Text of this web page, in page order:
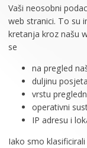
Vaši neosobni
web stranici. To su
kretanja kroz našu
se
na pregled
duljinu posjeta
vrstu
operativni
IP adresu i
Iako smo